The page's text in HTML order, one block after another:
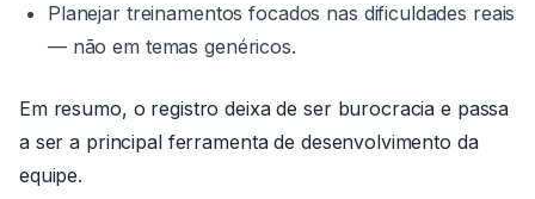
Planejar treinamentos focados nas dificuldades reais
— não em temas genéricos.
Em resumo, o registro deixa de ser burocracia e passa
a ser a principal ferramenta de desenvolvimento da
equipe.